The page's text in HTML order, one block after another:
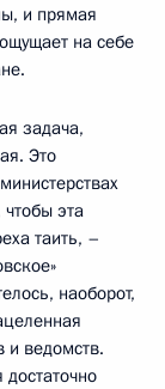
и прямая
на себе
задача,
Это
эта
таить, –
наоборот,
и ведомств.
достаточно